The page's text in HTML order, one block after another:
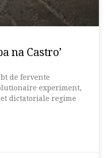
na Castro’
de fervente
experiment,
dictatoriale regime